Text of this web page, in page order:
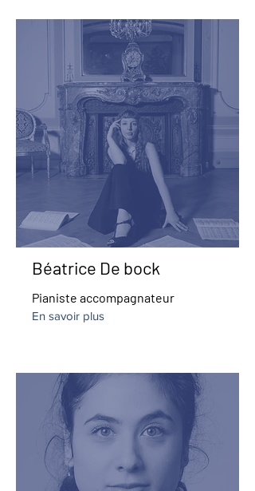
Béatrice De bock
Pianiste accompagnateur
En savoir plus